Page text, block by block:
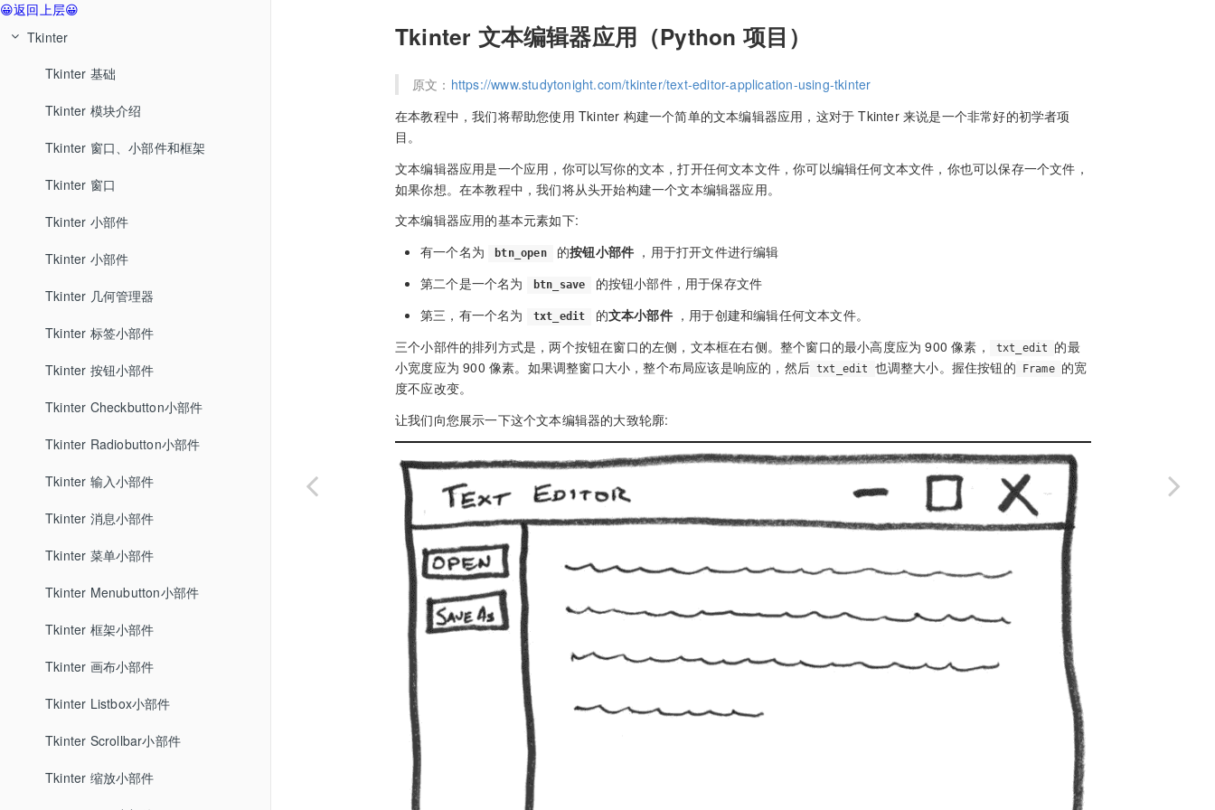
😀返回上层😀
Tkinter
Tkinter 基础
Tkinter 模块介绍
Tkinter 窗口、小部件和框架
Tkinter 窗口
Tkinter 小部件
Tkinter 小部件
Tkinter 几何管理器
Tkinter 标签小部件
Tkinter 按钮小部件
Tkinter Checkbutton小部件
Tkinter Radiobutton小部件
Tkinter 输入小部件
Tkinter 消息小部件
Tkinter 菜单小部件
Tkinter Menubutton小部件
Tkinter 框架小部件
Tkinter 画布小部件
Tkinter Listbox小部件
Tkinter Scrollbar小部件
Tkinter 缩放小部件
Tkinter 文本编辑器应用（Python 项目）
原文： https://www.studytonight.com/tkinter/text-editor-application-using-tkinter
在本教程中，我们将帮助您使用 Tkinter 构建一个简单的文本编辑器应用，这对于 Tkinter 来说是一个非常好的初学者项
目。
文本编辑器应用是一个应用，你可以写你的文本，打开任何文本文件，你可以编辑任何文本文件，你也可以保存一个文件，
如果你想。在本教程中，我们将从头开始构建一个文本编辑器应用。
文本编辑器应用的基本元素如下:
有一个名为
btn_open 的按钮小部件 ，用于打开文件进行编辑
第二个是一个名为
btn_save
的按钮小部件，用于保存文件
第三，有一个名为
txt_edit 的文本小部件，用于创建和编辑任何文本文件。
三个小部件的排列方式是，两个按钮在窗口的左侧，文本框在右侧。整个窗口的最小高度应为 900 像素，
txt_edit
的最
小宽度应为 900 像素。如果调整窗口大小，整个布局应该是响应的，然后 txt_edit 也调整大小。握住按钮的 Frame 的宽
度不应改变。
让我们向您展示一下这个文本编辑器的大致轮廓: